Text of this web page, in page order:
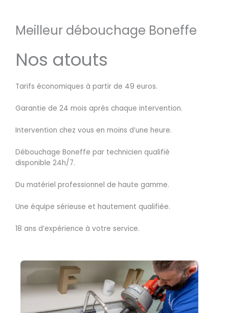
Meilleur débouchage Boneffe
Nos atouts
Tarifs économiques à partir de 49 euros.
Garantie de 24 mois après chaque intervention.
Intervention chez vous en moins d’une heure.
Débouchage Boneffe par technicien qualifié
disponible 24h/7.
Du matériel professionnel de haute gamme.
Une équipe sérieuse et hautement qualifiée.
18 ans d’expérience à votre service.